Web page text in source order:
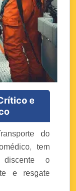
e
do
tem
o
e resgate